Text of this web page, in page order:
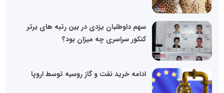
سهم داوطلبان یزدی در بین رتبه‌ های برتر
کنکور سراسری چه میزان بود؟
ادامه خرید نفت و گاز روسیه توسط اروپا